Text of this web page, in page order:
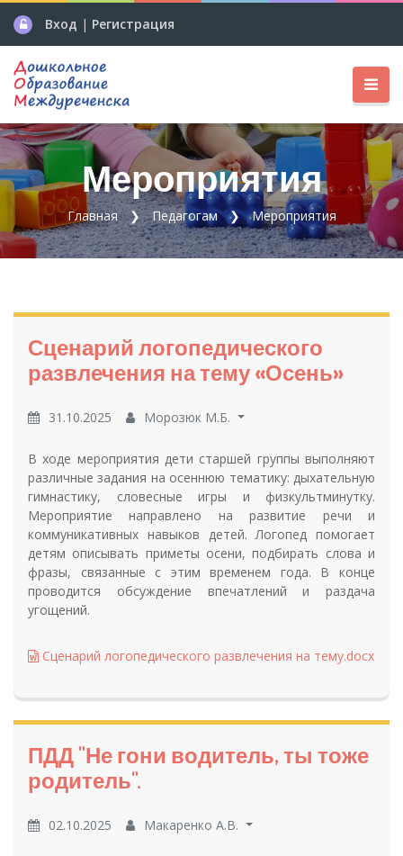
Вход | Регистрация
Мероприятия
Главная Педагогам Мероприятия
Сценарий логопедического
развлечения на тему «Осень»
31.10.2025 Морозюк М.Б.
В ходе мероприятия дети старшей группы выполняют
различные задания на осеннюю тематику: дыхательную
гимнастику, словесные игры и физкультминутку.
Мероприятие направлено на развитие речи и
коммуникативных навыков детей. Логопед помогает
детям описывать приметы осени, подбирать слова и
фразы, связанные с этим временем года. В конце
проводится обсуждение впечатлений и раздача
угощений.
Сценарий логопедического развлечения на тему.docx
ПДД "Не гони водитель, ты тоже
родитель".
02.10.2025 Макаренко А.В.